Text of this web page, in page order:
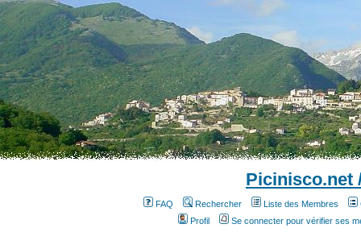
Picinisco.net
FAQ Rechercher Liste des Membres
Profil
Se connecter pour vérifier ses